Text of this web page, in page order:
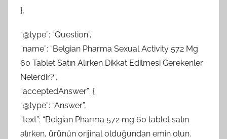
},
“@type”: “Question”,
“name”: “Belgian Pharma Sexual Activity 572 Mg
60 Tablet Satın Alırken Dikkat Edilmesi Gerekenler
Nelerdir?”,
“acceptedAnswer”: {
“@type”: “Answer”,
“text”: “Belgian Pharma 572 mg 60 tablet satın
alırken, ürünün orijinal olduğundan emin olun.